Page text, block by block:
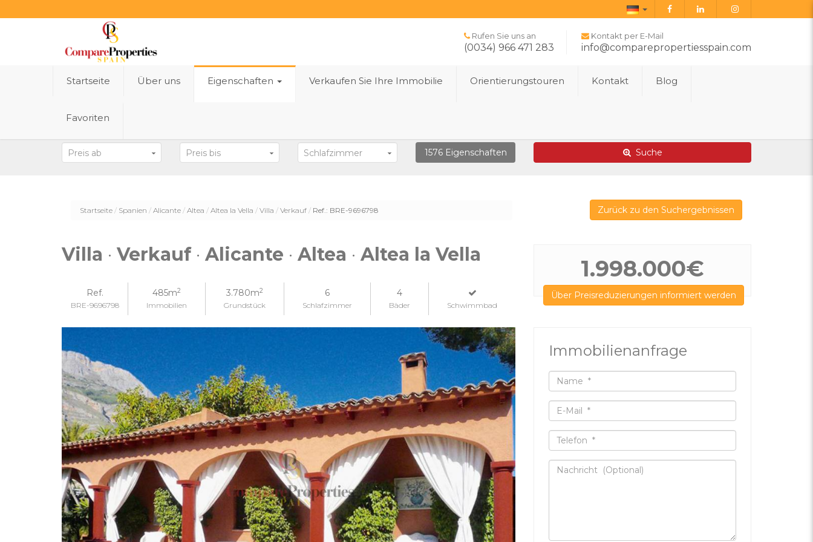
Deutsch
Rufen Sie uns an
(0034) 966 471 283
Kontakt per E-Mail
info@comparepropertiesspain.com
Startseite Über uns Eigenschaften Verkaufen Sie Ihre Immobilie Orientierungstouren Kontakt Blog
Favoriten
Bundesland
Preis ab Preis bis Schlafzimmer 1576Eigenschaften Suche
Startseite Spanien Alicante Altea Altea la Vella Villa Verkauf Ref.: BRE-9696798 Zurück zu den Suchergebnissen
Villa · Verkauf· Alicante · Altea · Altea la Vella
Ref.
BRE-9696798
485m2
Immobilien
3.780m2
Grundstück
6
Schlafzimmer
4
Bäder Schwimmbad
1.998.000€
Über Preisreduzierungen informiert werden
Immobilienanfrage